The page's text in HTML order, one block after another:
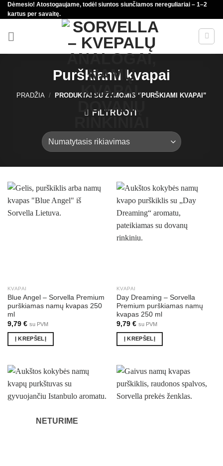
Skip
to
content
Dėmesio! Atostogaujame, todėl siuntos siunčiamos nereguliariai – 1–2
kartus per savaitę.
Purškiami kvapai
PRADŽIA / PRODUKTAI SU ŽYMOMIS “PURŠKIAMI KVAPAI”
FILTRUOTI
KVAPAI
Blue Angel – Sorvella Premium
purškiamas namų kvapas 250
ml
9,79 € su PVM
Į KREPŠELĮ
KVAPAI
Day Dreaming – Sorvella
Premium purškiamas namų
kvapas 250 ml
9,79 € su PVM
Į KREPŠELĮ
NETURIME